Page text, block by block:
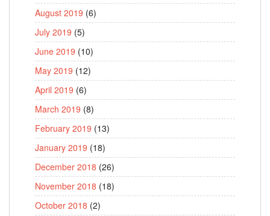
August 2019 (6)
July 2019 (5)
June 2019 (10)
May 2019 (12)
April 2019 (6)
March 2019 (8)
February 2019 (13)
January 2019 (18)
December 2018 (26)
November 2018 (18)
October 2018 (2)